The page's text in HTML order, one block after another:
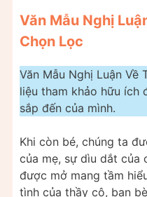
Văn Mẫu Nghị
Chọn Lọc
Văn Mẫu Nghị Luận Về
liệu tham khảo hữu ích
sắp đến của mình.
Khi còn bé, chúng ta
của mẹ, sự dìu dắt của
được mở mang tầm
tình của thầy cô, bạn